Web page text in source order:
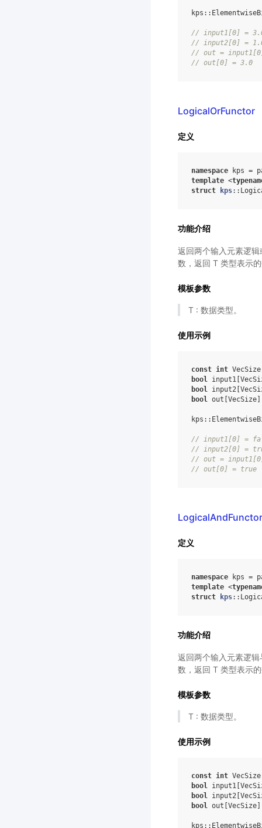
kps ::
// input1 [0] =
// input2[0] =
// out = input1 [0
// out[0] = 3.0
LogicalOrFunctor
定义
namespace kps =
template <
struct
kps: :
功能介绍
返回两个输入元素逻
数，返回 T 类型表示
模板参数
T : 数据类型。
使用示例
const int VecSize
bool input1
bool input2
bool out VecSize
kps ::
// input1 [0] =
// input2[0] =
// out = input1 [0
// out[0] = true
LogicalAndFunctor
定义
namespace kps =
template <
struct
kps: :
功能介绍
返回两个输入元素逻
数，返回 T 类型表示
模板参数
T : 数据类型。
使用示例
const int VecSize
bool input1
bool input2
bool out VecSize
kps ::